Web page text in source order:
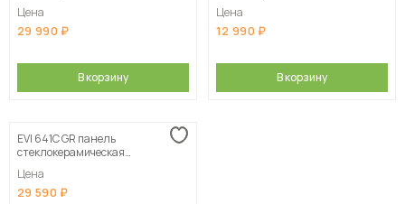
Цена
29 990
В корзину
Цена
12 990
В корзину
EVI 641C GR панель
стеклокерамическая
Цена
29 590